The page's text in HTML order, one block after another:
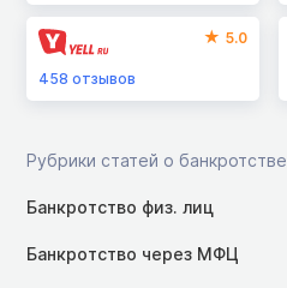
5.0
458 отзывов
Рубрики статей о банкротстве
Банкротство физ. лиц
Банкротство через МФЦ